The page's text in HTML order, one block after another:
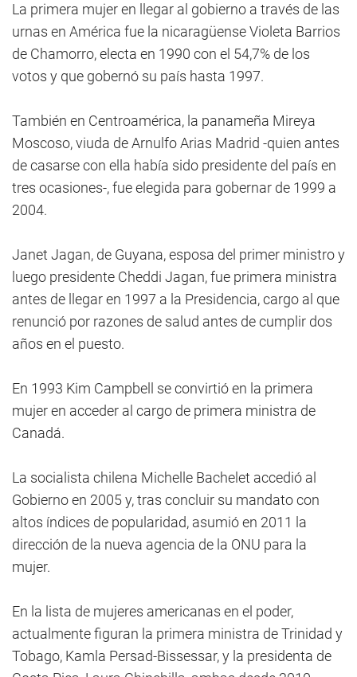
La primera mujer en llegar al gobierno a través de las
urnas en América fue la nicaragüense Violeta Barrios
de Chamorro, electa en 1990 con el 54,7% de los
votos y que gobernó su país hasta 1997.
También en Centroamérica, la panameña Mireya
Moscoso, viuda de Arnulfo Arias Madrid -quien antes
de casarse con ella había sido presidente del país en
tres ocasiones-, fue elegida para gobernar de 1999 a
2004.
Janet Jagan, de Guyana, esposa del primer ministro y
luego presidente Cheddi Jagan, fue primera ministra
antes de llegar en 1997 a la Presidencia, cargo al que
renunció por razones de salud antes de cumplir dos
años en el puesto.
En 1993 Kim Campbell se convirtió en la primera
mujer en acceder al cargo de primera ministra de
Canadá.
La socialista chilena Michelle Bachelet accedió al
Gobierno en 2005 y, tras concluir su mandato con
altos índices de popularidad, asumió en 2011 la
dirección de la nueva agencia de la ONU para la
mujer.
En la lista de mujeres americanas en el poder,
actualmente figuran la primera ministra de Trinidad y
Tobago, Kamla Persad-Bissessar, y la presidenta de